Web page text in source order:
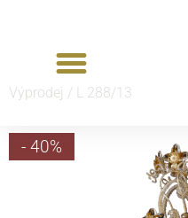
Výprodej / L 288/13
- 40%